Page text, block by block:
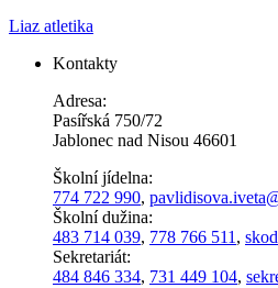
Liaz atletika
Kontakty
Adresa:
Pasířská 750/72
Jablonec nad Nisou 46601
Školní jídelna:
774 722 990,
Školní dužina:
483 714 039, 778 766 511,
Sekretariát:
484 846 334, 731 449 104,